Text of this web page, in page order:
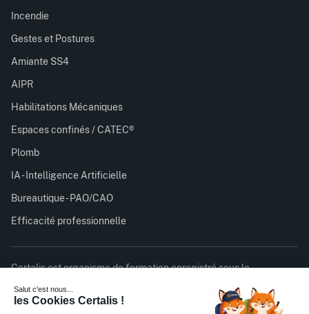
Incendie
Gestes et Postures
Amiante SS4
AIPR
Habilitations Mécaniques
Espaces confinés / CATEC®
Plomb
IA - Intelligence Artificielle
Bureautique - PAO/CAO
Efficacité professionnelle
Certalis est organisme de formation enregistré sous le
France. Cet enregistrement ne vaut pas agrément de l’État.